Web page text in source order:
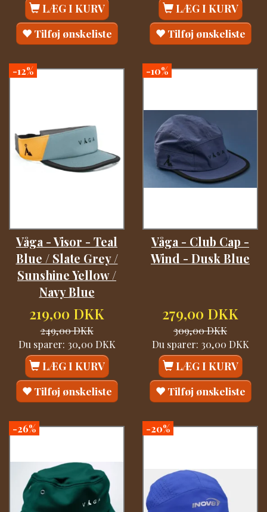
LÆG I KURV
Tilføj ønskeliste
LÆG I KURV
Tilføj ønskeliste
-12%
Våga - Visor - Teal
Blue / Slate Grey /
Sunshine Yellow /
Navy Blue
219,00 DKK
249,00 DKK
Du sparer: 30,00 DKK
LÆG I KURV
Tilføj ønskeliste
-10%
Våga - Club Cap -
Wind - Dusk Blue
279,00 DKK
309,00 DKK
Du sparer: 30,00 DKK
LÆG I KURV
Tilføj ønskeliste
-26% -20%